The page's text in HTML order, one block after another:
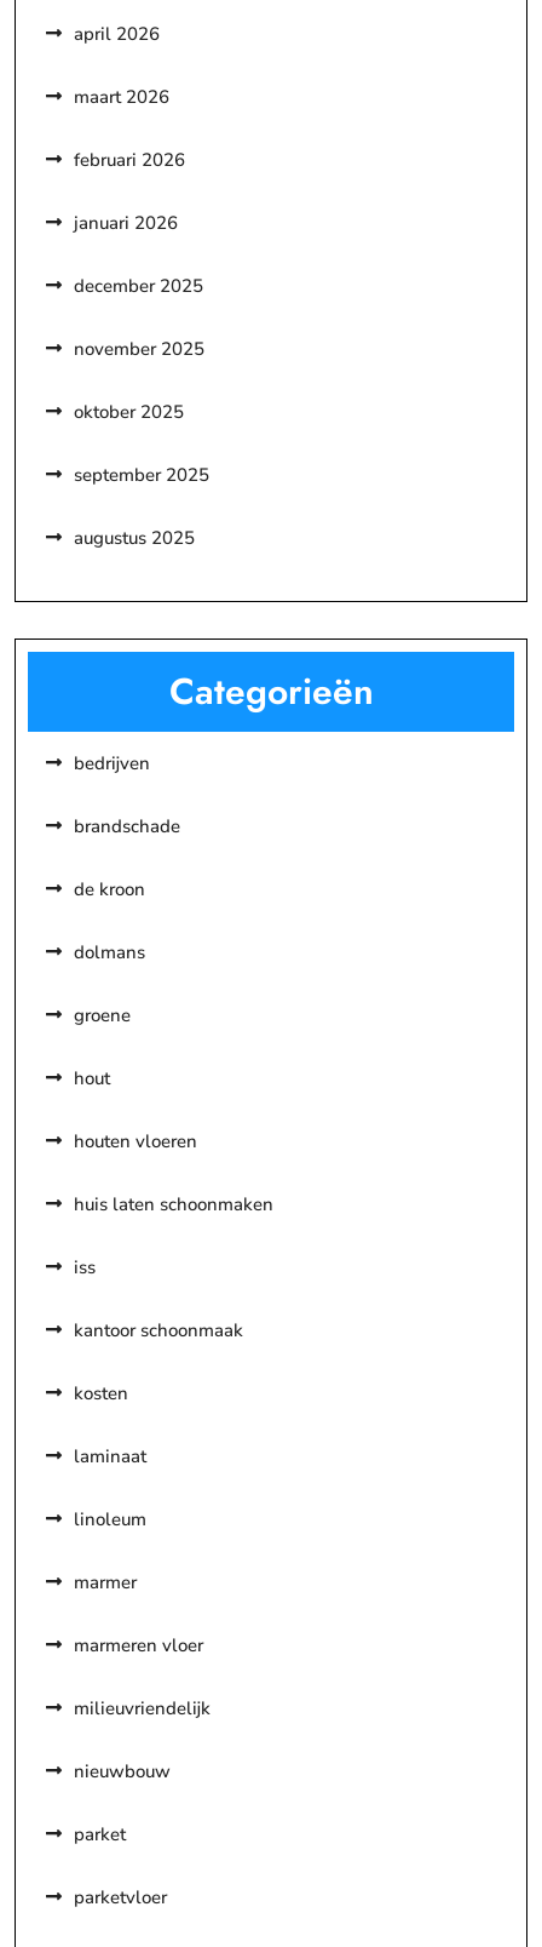
april 2026
maart 2026
februari 2026
januari 2026
december 2025
november 2025
oktober 2025
september 2025
augustus 2025
Categorieën
bedrijven
brandschade
de kroon
dolmans
groene
hout
houten vloeren
huis laten schoonmaken
iss
kantoor schoonmaak
kosten
laminaat
linoleum
marmer
marmeren vloer
milieuvriendelijk
nieuwbouw
parket
parketvloer